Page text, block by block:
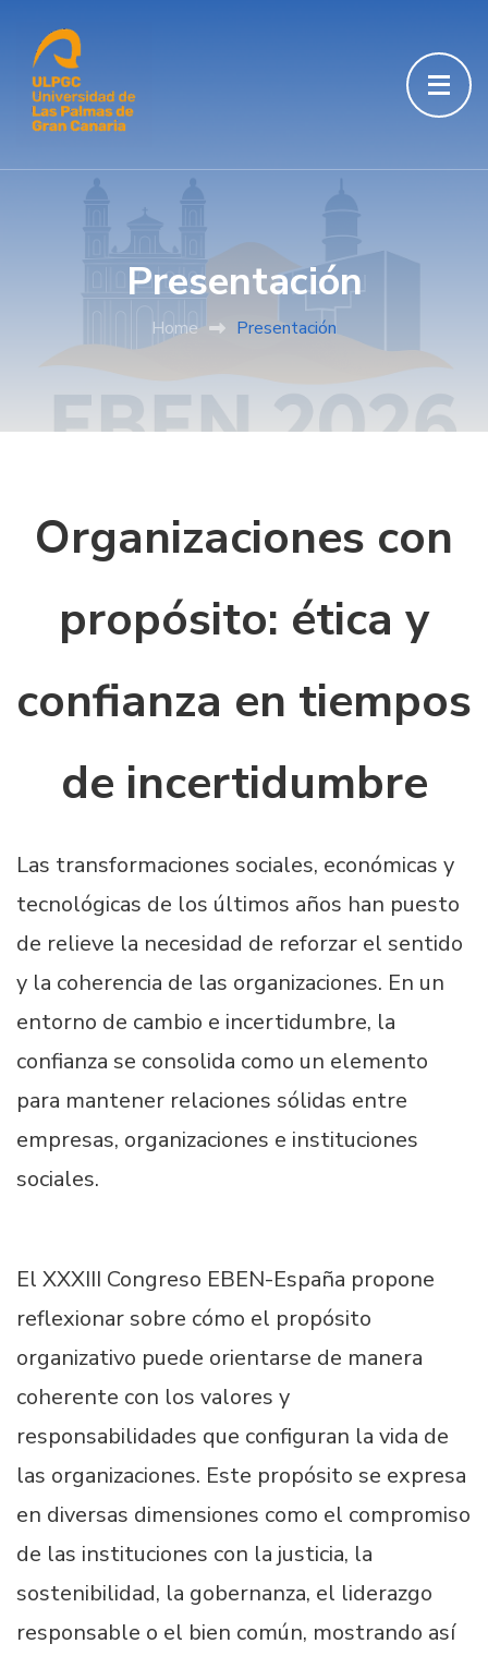
Presentación
Home Presentación
Organizaciones con
propósito: ética y
confianza en tiempos
de incertidumbre
Las transformaciones sociales, económicas y
tecnológicas de los últimos años han puesto
de relieve la necesidad de reforzar el sentido
y la coherencia de las organizaciones. En un
entorno de cambio e incertidumbre, la
confianza se consolida como un elemento
para mantener relaciones sólidas entre
empresas, organizaciones e instituciones
sociales.
El XXXIII Congreso EBEN-España propone
reflexionar sobre cómo el propósito
organizativo puede orientarse de manera
coherente con los valores y
responsabilidades que configuran la vida de
las organizaciones. Este propósito se expresa
en diversas dimensiones como el compromiso
de las instituciones con la justicia, la
sostenibilidad, la gobernanza, el liderazgo
responsable o el bien común, mostrando así